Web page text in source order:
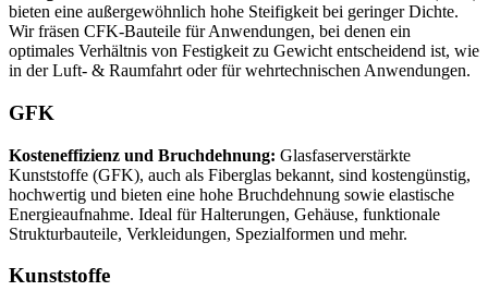
bieten eine außergewöhnlich hohe Steifigkeit bei geringer Dichte.
Wir fräsen CFK-Bauteile für Anwendungen, bei denen ein
optimales Verhältnis von Festigkeit zu Gewicht entscheidend ist, wie
in der Luft- & Raumfahrt oder für wehrtechnischen Anwendungen.
GFK
Kosteneffizienz und Bruchdehnung: Glasfaserverstärkte
Kunststoffe (GFK), auch als Fiberglas bekannt, sind kostengünstig,
hochwertig und bieten eine hohe Bruchdehnung sowie elastische
Energieaufnahme. Ideal für Halterungen, Gehäuse, funktionale
Strukturbauteile, Verkleidungen, Spezialformen und mehr.
Kunststoffe